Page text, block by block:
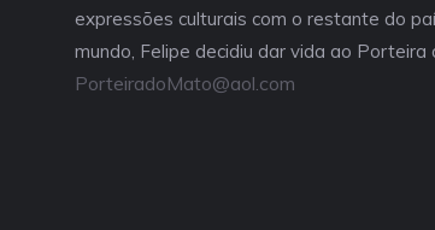
expressões culturais com o restante do
mundo, Felipe decidiu dar vida ao Porteira
PorteiradoMato@aol.com